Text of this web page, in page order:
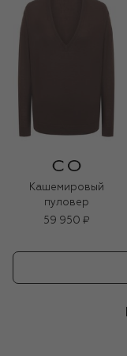
Кашемировый
пуловер
59 950 ₽